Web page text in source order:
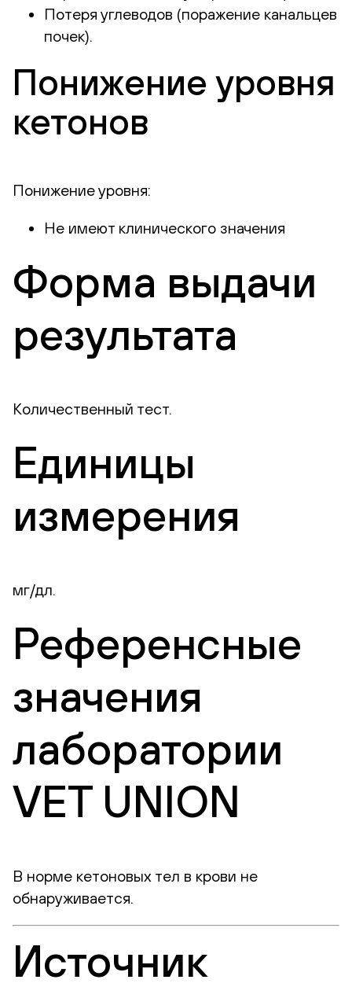
Потеря углеводов (поражение канальцев
почек).
Понижение уровня
кетонов
Понижение уровня:
Не имеют клинического значения
Форма выдачи
результата
Количественный тест.
Единицы
измерения
мг/дл.
Референсные
значения
лаборатории
VET UNION
В норме кетоновых тел в крови не
обнаруживается.
Источник